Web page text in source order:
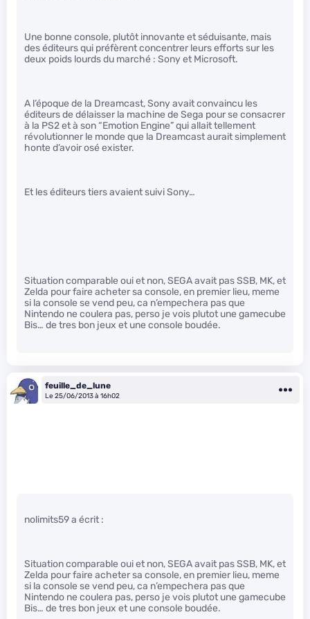
Une bonne console, plutôt innovante et séduisante, mais
des éditeurs qui préfèrent concentrer leurs efforts sur les
deux poids lourds du marché : Sony et Microsoft.
A l’époque de la Dreamcast, Sony avait convaincu les
éditeurs de délaisser la machine de Sega pour se consacrer
à la PS2 et à son “Emotion Engine” qui allait tellement
révolutionner le monde que la Dreamcast aurait simplement
honte d’avoir osé exister.
Et les éditeurs tiers avaient suivi Sony…
Situation comparable oui et non, SEGA avait pas SSB, MK, et
Zelda pour faire acheter sa console, en premier lieu, meme
si la console se vend peu, ca n’empechera pas que
Nintendo ne coulera pas, perso je vois plutot une gamecube
Bis… de tres bon jeux et une console boudée.
feuille_de_lune
Le 25/06/2013 à 16h02
nolimits59 a écrit :
Situation comparable oui et non, SEGA avait pas SSB, MK, et
Zelda pour faire acheter sa console, en premier lieu, meme
si la console se vend peu, ca n’empechera pas que
Nintendo ne coulera pas, perso je vois plutot une gamecube
Bis… de tres bon jeux et une console boudée.